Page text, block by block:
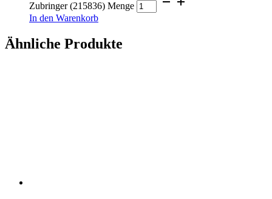
Zubringer (215836) Menge
In den Warenkorb
Ähnliche Produkte